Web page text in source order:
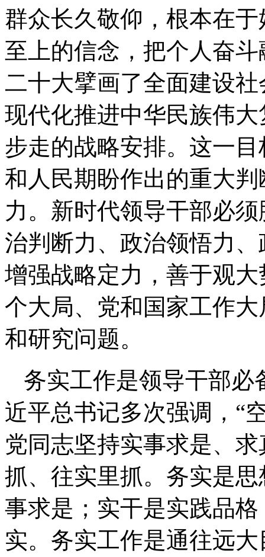
群众长久敬仰，根本在
至上的信念，把个人奋
二十大擘画了全面建设
现代化推进中华民族伟
步走的战略安排。这一
和人民期盼作出的重大
力。新时代领导干部必
治判断力、政治领悟力
增强战略定力，善于观
个大局、党和国家工作
和研究问题。
务实工作是领导干部必
近平总书记多次强调，“
党同志坚持实事求是、
抓、往实里抓。务实是
事求是；实干是实践品
实。务实工作是通往远